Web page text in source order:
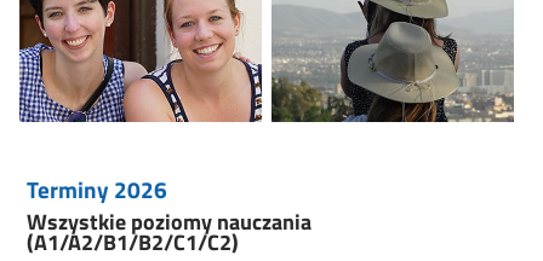
Terminy 2026
Wszystkie poziomy nauczania
(A1/A2/B1/B2/C1/C2)